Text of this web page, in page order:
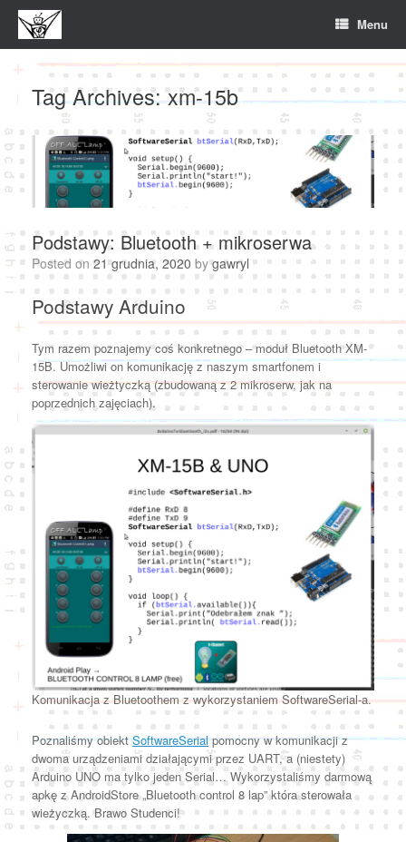
Skip
content
Menu
Tag Archives:xm-15b
Podstawy: Bluetooth + mikroserwa
Posted on 21 grudnia, 2020 bygawryl
Podstawy Arduino
Tym razem poznajemy coś konkretnego – moduł Bluetooth XM-
15B. Umożliwi on komunikację z naszym smartfonem i
sterowanie wieżtyczką (zbudowaną z 2 mikroserw, jak na
poprzednich zajęciach).
Komunikacja z Bluetoothem z wykorzystaniem SoftwareSerial-a.
Poznaliśmy obiektSoftwareSerialpomocny w komunikacji z
dwoma urządzeniami działającymi przez UART, a (niestety)
Arduino UNO ma tylko jeden Serial… Wykorzystaliśmy darmową
apkę z AndroidStore „Bluetooth control 8 lap” która sterowała
wieżyczką. Brawo Studenci!